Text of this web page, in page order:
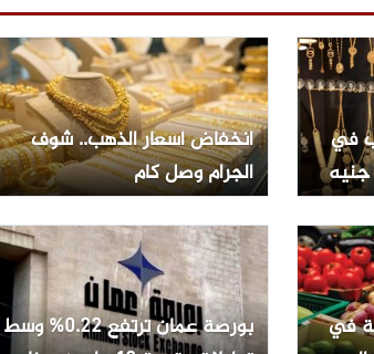
في
انخفاض أسعار الذهب.. شوف
الجرام وصل كام
في
بورصة عمان ترتفع 0.22% وسط